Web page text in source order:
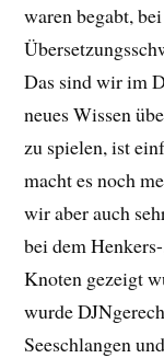
waren begabt,
Das sind wir im
neues Wissen
zu spielen, ist
macht es noch
wir aber auch
bei dem
Knoten gezeigt
wurde
Seeschlangen